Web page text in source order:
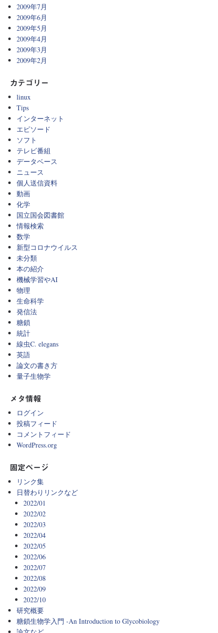
2009年7月
2009年6月
2009年5月
2009年4月
2009年3月
2009年2月
カテゴリー
linux
Tips
インターネット
エピソード
ソフト
テレビ番組
データベース
ニュース
個人送信資料
動画
化学
国立国会図書館
情報検索
数学
新型コロナウイルス
未分類
本の紹介
機械学習やAI
物理
生命科学
発信法
糖鎖
統計
線虫C. elegans
英語
論文の書き方
量子生物学
メタ情報
ログイン
投稿フィード
コメントフィード
WordPress.org
固定ページ
リンク集
日替わりリンクなど
2022/01
2022/02
2022/03
2022/04
2022/05
2022/06
2022/07
2022/08
2022/09
2022/10
研究概要
糖鎖生物学入門 -An Introduction to Glycobiology